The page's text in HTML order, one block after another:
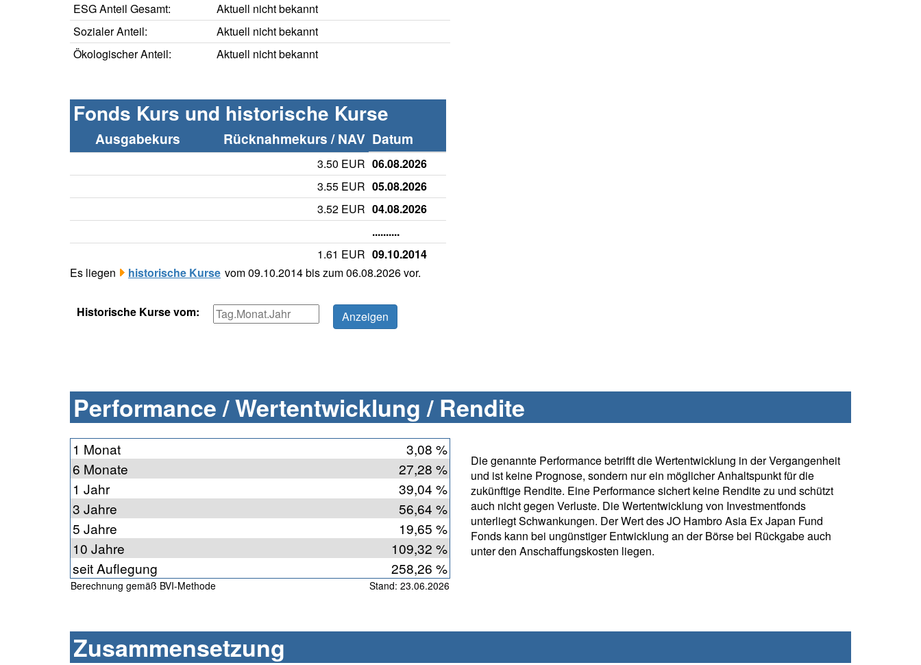
ESG Anteil Gesamt:
Aktuell nicht bekannt
Sozialer Anteil:
Aktuell nicht bekannt
Ökologischer Anteil:
Aktuell nicht bekannt
Fonds Kurs und historische Kurse
Ausgabekurs Rücknahmekurs / NAV Datum
3.50 EUR 06.08.2026
3.55 EUR 05.08.2026
3.52 EUR 04.08.2026
..........
1.61 EUR 09.10.2014
Es liegen
historische Kurse vom 09.10.2014 bis zum 06.08.2026 vor.
Historische Kurse vom:
Performance / Wertentwicklung / Rendite
1 Monat
3,08 %
6 Monate
27,28 %
1 Jahr
39,04 %
3 Jahre
56,64 %
5 Jahre
19,65 %
10 Jahre
109,32 %
seit Auflegung
258,26 %
Berechnung gemäß BVI-Methode Stand: 23.06.2026
Die genannte Performance betrifft die Wertentwicklung in der Vergangenheit
und ist keine Prognose, sondern nur ein möglicher Anhaltspunkt für die
zukünftige Rendite. Eine Performance sichert keine Rendite zu und schützt
auch nicht gegen Verluste. Die Wertentwicklung von Investmentfonds
unterliegt Schwankungen. Der Wert des JO Hambro Asia Ex Japan Fund
Fonds kann bei ungünstiger Entwicklung an der Börse bei Rückgabe auch
unter den Anschaffungskosten liegen.
Zusammensetzung